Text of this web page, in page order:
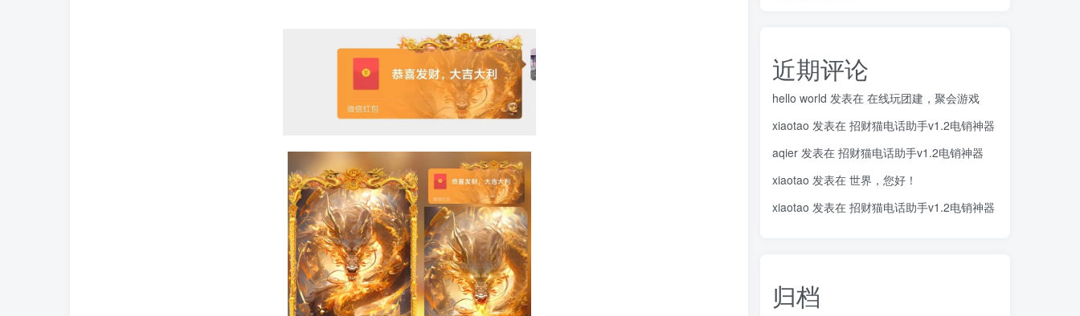
近期评论
hello world 发表在 在线玩团建，聚会游戏
xiaotao 发表在 招财猫电话助手v1.2电销神器
aqier 发表在 招财猫电话助手v1.2电销神器
xiaotao 发表在 世界，您好！
xiaotao 发表在 招财猫电话助手v1.2电销神器
归档